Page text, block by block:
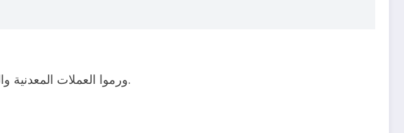
(اخرجوا! اخرجوا!)، ورموا العملات المعدنية والمخلفات نحو أرض الملعب، احتجاجًا على المهزلة الكروية.